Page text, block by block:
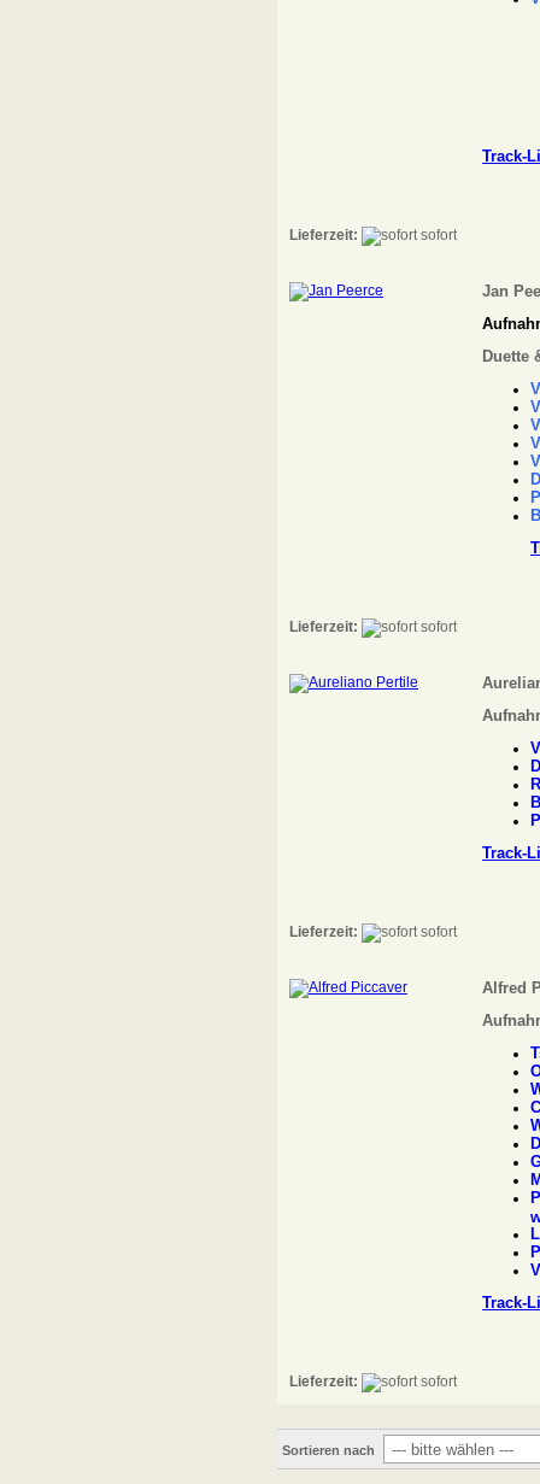
Track-
Lieferzeit: sofort
Jan
Duette
Lieferzeit: sofort
Track-
Lieferzeit: sofort
Alfred
Track-
Lieferzeit: sofort
Sortieren nach